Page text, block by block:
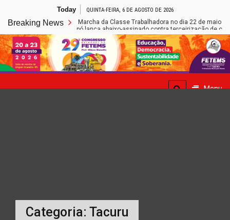
content
Today QUINTA-FEIRA, 6 DE AGOSTO DE 2026
Breaking News
Fetems participa da Marcha da Classe Trabalhadora no dia 22 de maio em
Educação de Caarapó lança abaixo-assinado contra terceirização de cargos
Menu
Categoria: Tacuru